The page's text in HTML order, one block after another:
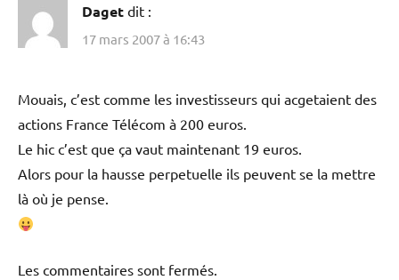
Daget dit :
17 mars 2007 à 16:43
Mouais, c’est comme les investisseurs qui acgetaient des
actions France Télécom à 200 euros.
Le hic c’est que ça vaut maintenant 19 euros.
Alors pour la hausse perpetuelle ils peuvent se la mettre
là où je pense.
Les commentaires sont fermés.